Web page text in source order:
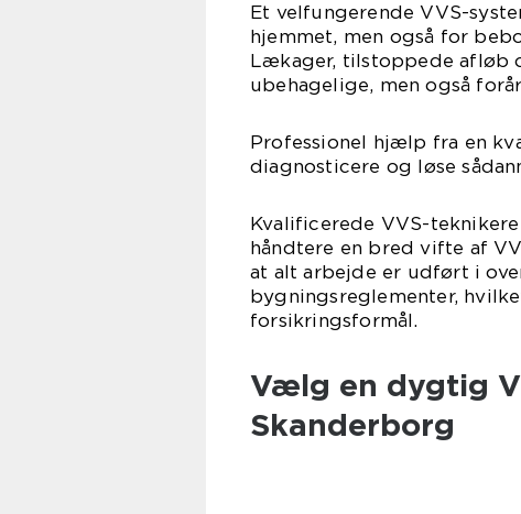
Et velfungerende VVS-
hjemmet, men også for
Lækager, tilstoppede afløb
ubehagelige, men også
Professionel hjælp fra en
diagnosticere og løse
Kvalificerede VVS-
håndtere en bred vifte af
at alt arbejde er udført i
bygningsreglementer,
forsikringsformål.
Vælg en dygtig
Skanderborg